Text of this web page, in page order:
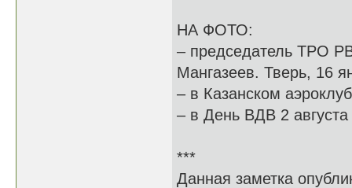
НА ФОТО:
– председатель ТРО
Мангазеев. Тверь, 16
– в Казанском
– в День ВДВ 2
***
Данная заметка